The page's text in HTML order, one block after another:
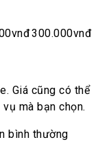
300.000vnđ
Giá cũng có thể
mà bạn chọn.
bình thường